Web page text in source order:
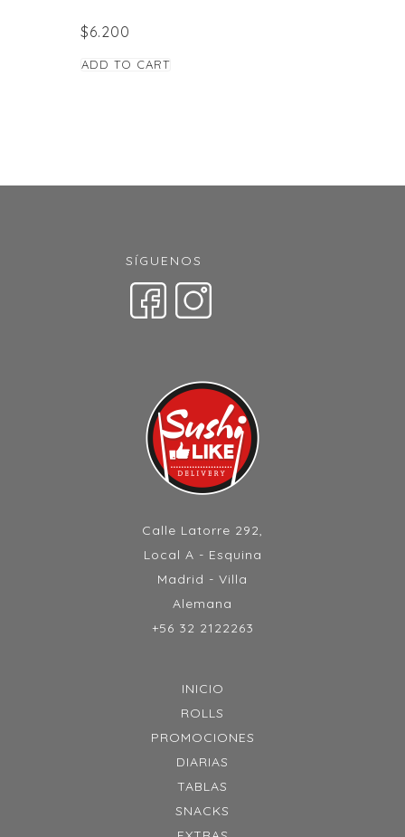
$6.200
ADD TO CART
SÍGUENOS
Calle Latorre 292,
Local A - Esquina
Madrid - Villa
Alemana
+56 32 2122263
INICIO
ROLLS
PROMOCIONES
DIARIAS
TABLAS
SNACKS